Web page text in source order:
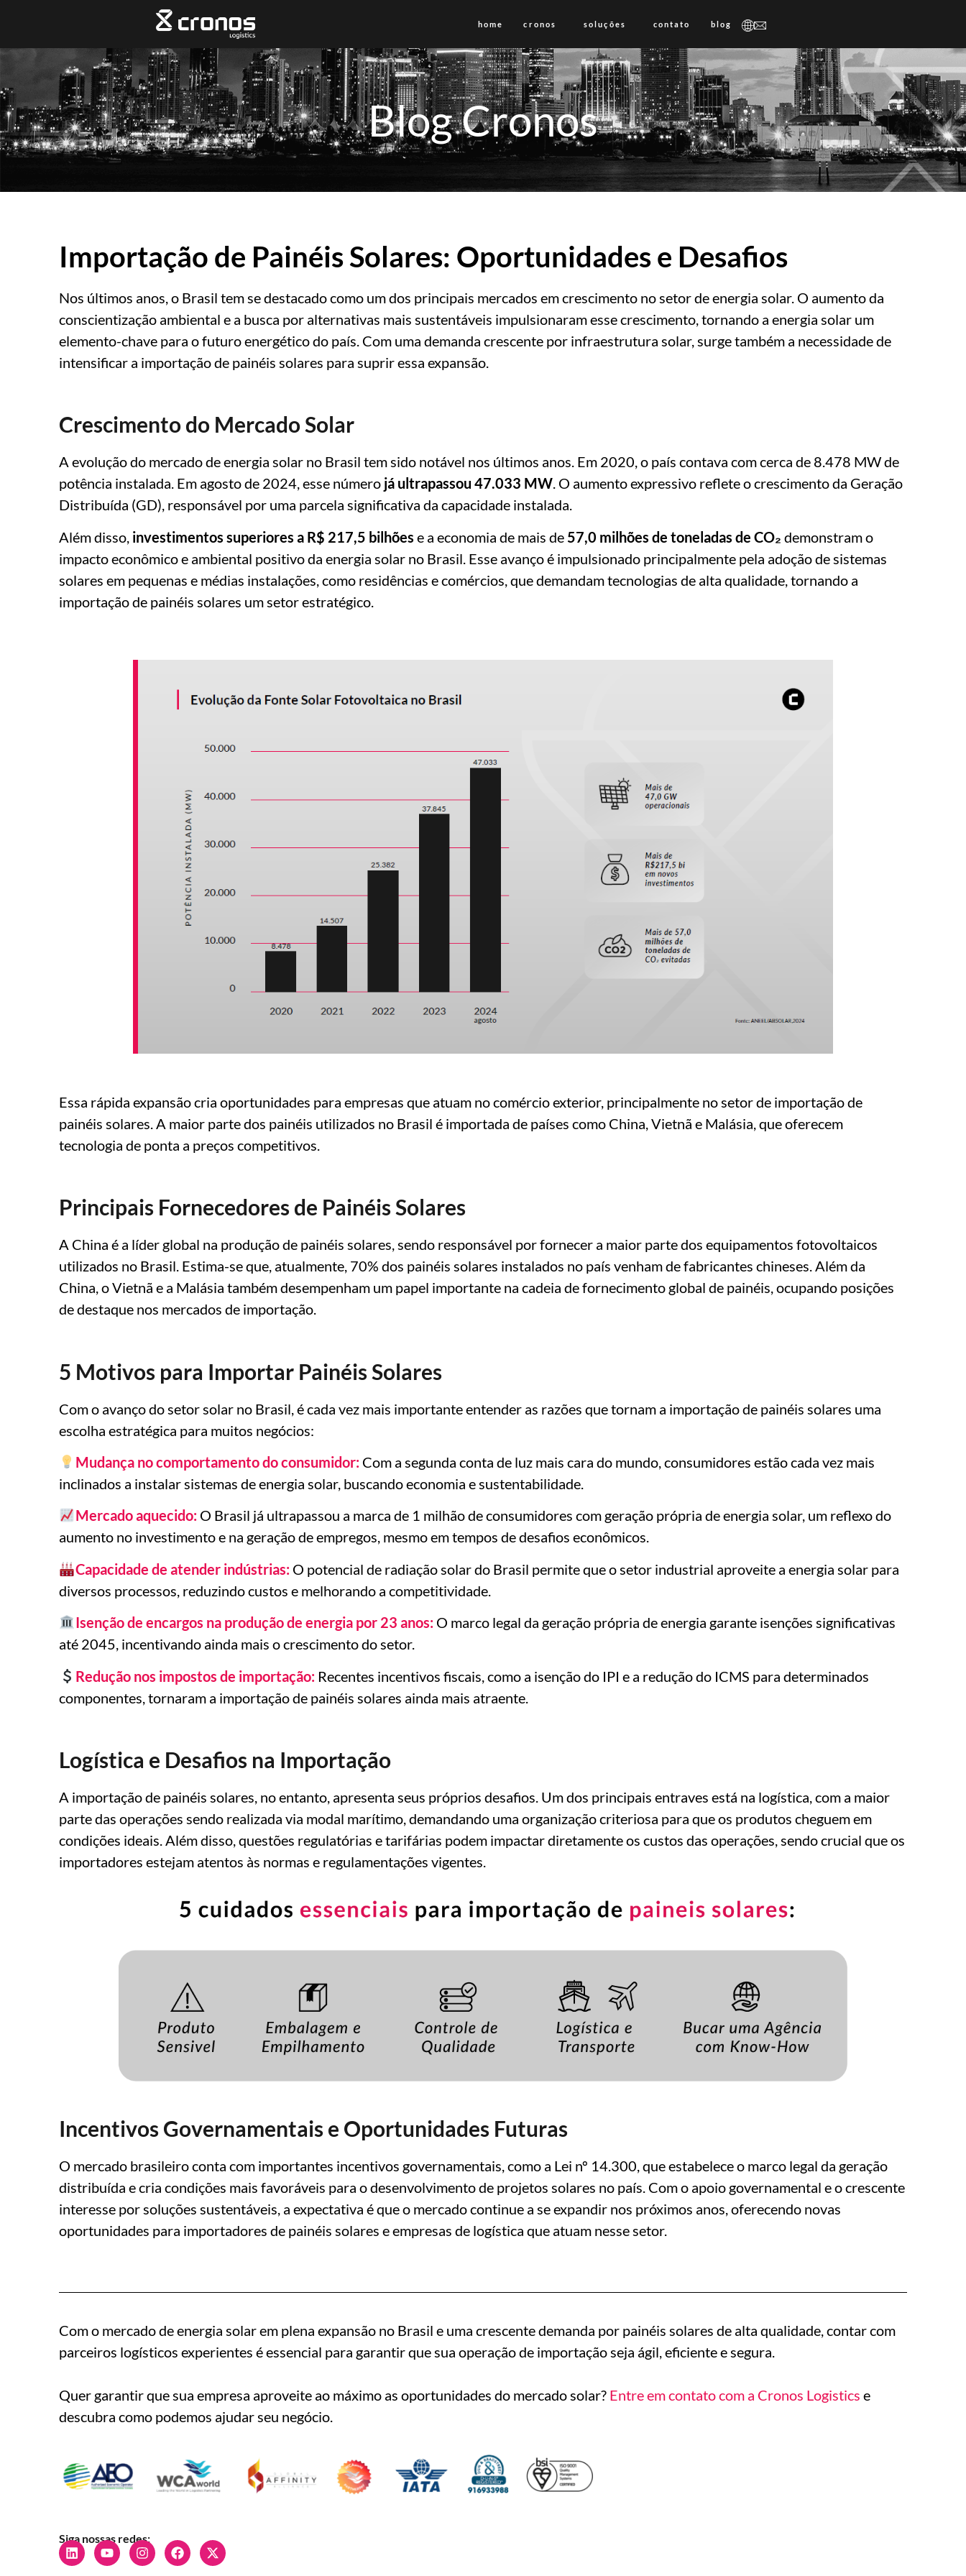
home cronos soluções contato blog
Blog Cronos
Importação de Painéis Solares: Oportunidades e Desafios
Nos últimos anos, o Brasil tem se destacado como um dos principais mercados em crescimento no setor de energia solar. O aumento da
conscientização ambiental e a busca por alternativas mais sustentáveis impulsionaram esse crescimento, tornando a energia solar um
elemento-chave para o futuro energético do país. Com uma demanda crescente por infraestrutura solar, surge também a necessidade de
intensificar a importação de painéis solares para suprir essa expansão.
Crescimento do Mercado Solar
A evolução do mercado de energia solar no Brasil tem sido notável nos últimos anos. Em 2020, o país contava com cerca de 8.478 MW de
potência instalada. Em agosto de 2024, esse número já ultrapassou 47.033 MW. O aumento expressivo reflete o crescimento da Geração
Distribuída (GD), responsável por uma parcela significativa da capacidade instalada.
Além disso, investimentos superiores a R$ 217,5 bilhões e a economia de mais de 57,0 milhões de toneladas de CO₂ demonstram o
impacto econômico e ambiental positivo da energia solar no Brasil. Esse avanço é impulsionado principalmente pela adoção de sistemas
solares em pequenas e médias instalações, como residências e comércios, que demandam tecnologias de alta qualidade, tornando a
importação de painéis solares um setor estratégico.
Essa rápida expansão cria oportunidades para empresas que atuam no comércio exterior, principalmente no setor de importação de
painéis solares. A maior parte dos painéis utilizados no Brasil é importada de países como China, Vietnã e Malásia, que oferecem
tecnologia de ponta a preços competitivos.
Principais Fornecedores de Painéis Solares
A China é a líder global na produção de painéis solares, sendo responsável por fornecer a maior parte dos equipamentos fotovoltaicos
utilizados no Brasil. Estima-se que, atualmente, 70% dos painéis solares instalados no país venham de fabricantes chineses. Além da
China, o Vietnã e a Malásia também desempenham um papel importante na cadeia de fornecimento global de painéis, ocupando posições
de destaque nos mercados de importação.
5 Motivos para Importar Painéis Solares
Com o avanço do setor solar no Brasil, é cada vez mais importante entender as razões que tornam a importação de painéis solares uma
escolha estratégica para muitos negócios:
Mudança no comportamento do consumidor:Com a segunda conta de luz mais cara do mundo, consumidores estão cada vez mais
inclinados a instalar sistemas de energia solar, buscando economia e sustentabilidade.
Mercado aquecido:O Brasil já ultrapassou a marca de 1 milhão de consumidores com geração própria de energia solar, um reflexo do
aumento no investimento e na geração de empregos, mesmo em tempos de desafios econômicos.
Capacidade de atender indústrias:O potencial de radiação solar do Brasil permite que o setor industrial aproveite a energia solar para
diversos processos, reduzindo custos e melhorando a competitividade.
Isenção de encargos na produção de energia por 23 anos: O marco legal da geração própria de energia garante isenções significativas
até 2045, incentivando ainda mais o crescimento do setor.
Redução nos impostos de importação:Recentes incentivos fiscais, como a isenção do IPI e a redução do ICMS para determinados
componentes, tornaram a importação de painéis solares ainda mais atraente.
Logística e Desafios na Importação
A importação de painéis solares, no entanto, apresenta seus próprios desafios. Um dos principais entraves está na logística, com a maior
parte das operações sendo realizada via modal marítimo, demandando uma organização criteriosa para que os produtos cheguem em
condições ideais. Além disso, questões regulatórias e tarifárias podem impactar diretamente os custos das operações, sendo crucial que os
importadores estejam atentos às normas e regulamentações vigentes.
Incentivos Governamentais e Oportunidades Futuras
O mercado brasileiro conta com importantes incentivos governamentais, como a Lei nº 14.300, que estabelece o marco legal da geração
distribuída e cria condições mais favoráveis para o desenvolvimento de projetos solares no país. Com o apoio governamental e o crescente
interesse por soluções sustentáveis, a expectativa é que o mercado continue a se expandir nos próximos anos, oferecendo novas
oportunidades para importadores de painéis solares e empresas de logística que atuam nesse setor.
Com o mercado de energia solar em plena expansão no Brasil e uma crescente demanda por painéis solares de alta qualidade, contar com
parceiros logísticos experientes é essencial para garantir que sua operação de importação seja ágil, eficiente e segura.
Quer garantir que sua empresa aproveite ao máximo as oportunidades do mercado solar? Entre em contato com a Cronos Logistics e
descubra como podemos ajudar seu negócio.
Siga nossas redes: